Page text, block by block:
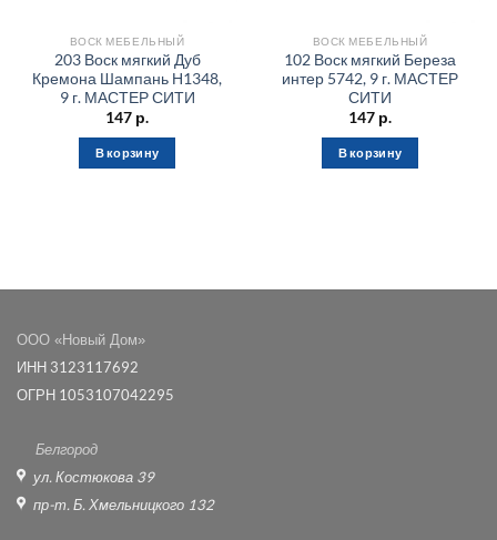
ВОСК МЕБЕЛЬНЫЙ
203 Воск мягкий Дуб
Кремона Шампань Н1348,
9 г. МАСТЕР СИТИ
147 р.
В корзину
ВОСК МЕБЕЛЬНЫЙ
102 Воск мягкий Береза
интер 5742, 9 г. МАСТЕР
СИТИ
147 р.
В корзину
ООО «Новый Дом»
ИНН 3123117692
ОГРН 1053107042295
Белгород
ул. Костюкова 39
пр-т. Б. Хмельницкого 132